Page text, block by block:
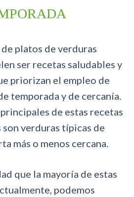
de platos de verduras
ser recetas saludables y
priorizan el empleo de
temporada y de cercanía.
de estas recetas
verduras típicas de
más o menos cercana.
que la mayoría de estas
podemos